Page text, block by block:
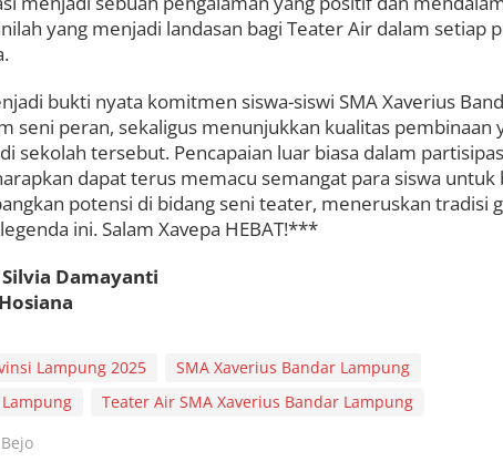
yang menjadi landasan bagi Teater Air dalam setiap
bukti nyata komitmen siswa-siswi SMA Xaverius
seni peran, sekaligus menunjukkan kualitas pembinaan
sekolah tersebut. Pencapaian luar biasa dalam
dapat terus memacu semangat para siswa untuk
potensi di bidang seni teater, meneruskan tradisi
ini. Salam Xavepa HEBAT!***
Damayanti
Lampung 2025
SMA Xaverius Bandar Lampung
Teater Air SMA Xaverius Bandar Lampung